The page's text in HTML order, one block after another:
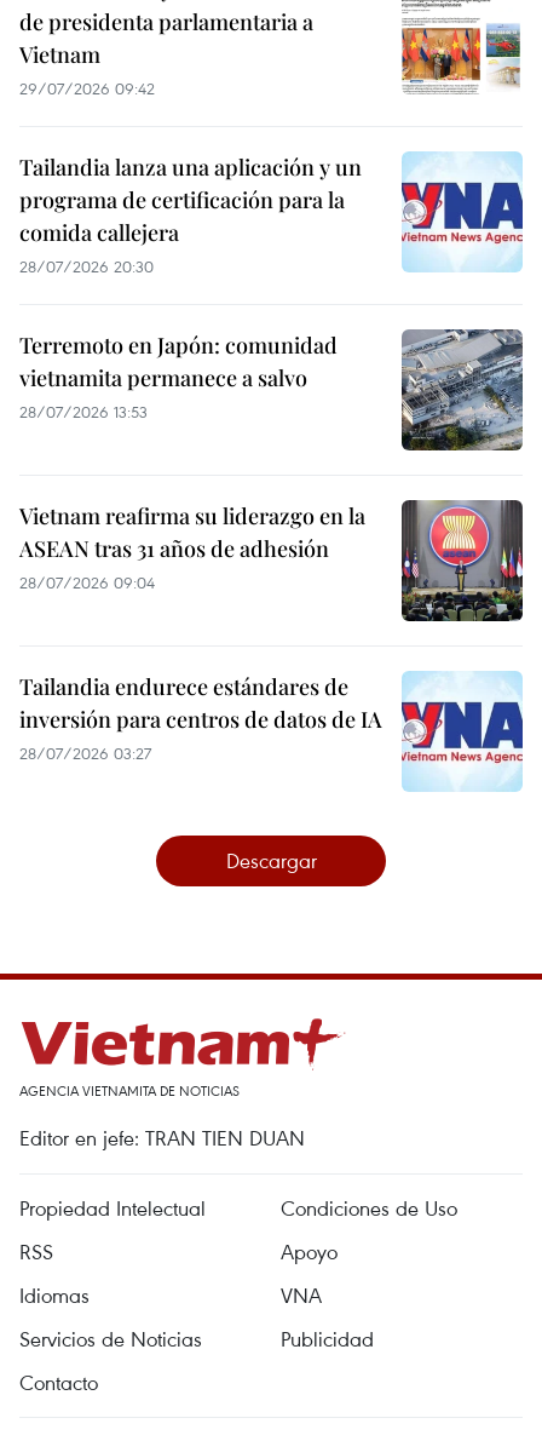
de presidenta parlamentaria a
Vietnam
29/07/2026 09:42
Tailandia lanza una aplicación y un
programa de certificación para la
comida callejera
28/07/2026 20:30
Terremoto en Japón: comunidad
vietnamita permanece a salvo
28/07/2026 13:53
Vietnam reafirma su liderazgo en la
ASEAN tras 31 años de adhesión
28/07/2026 09:04
Tailandia endurece estándares de
inversión para centros de datos de IA
28/07/2026 03:27
Descargar
AGENCIA VIETNAMITA DE NOTICIAS
Editor en jefe: TRAN TIEN DUAN
Propiedad Intelectual
Condiciones de Uso
RSS
Apoyo
Idiomas
VNA
Servicios de Noticias
Publicidad
Contacto